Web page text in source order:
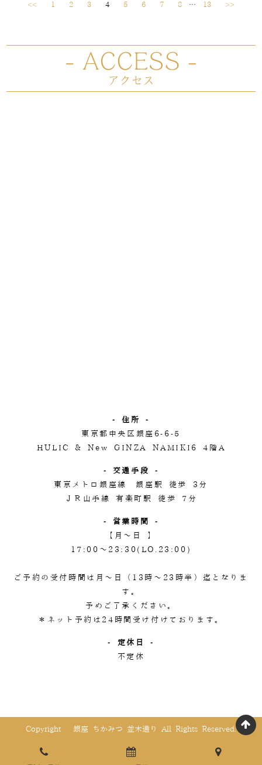
<< 1 2 3 4 5 6 7 8 … 13 >>
- 住所 -
東京都中央区銀座6-6-5
HULIC & New GINZA NAMIKI6 4階A
- 交通手段 -
東京メトロ銀座線 銀座駅 徒歩 3分
ＪＲ山手線 有楽町駅 徒歩 7分
- 営業時間 -
【月～日 】
17:00～23:30(LO.23:00)
ご予約の受付時間は月～日（13時～23時半）迄となりま
す。
予めご了承ください。
＊ネット予約は24時間受け付けております。
- 定休日 -
不定休
Copyright © 銀座 ちかみつ 並木通り All Rights Reserved.
電話でご予約 WEBでご予約